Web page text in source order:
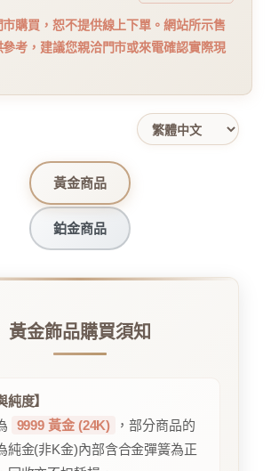
購買，恕不提供線上下單。網站所示售
考，建議您親洽門市或來電確認實際現
黃金商品
鉑金商品
黃金飾品購買須知
純度】
9999 黃金 (24K)
，部分商品的
純金(非K金)內部含合金彈簧為正